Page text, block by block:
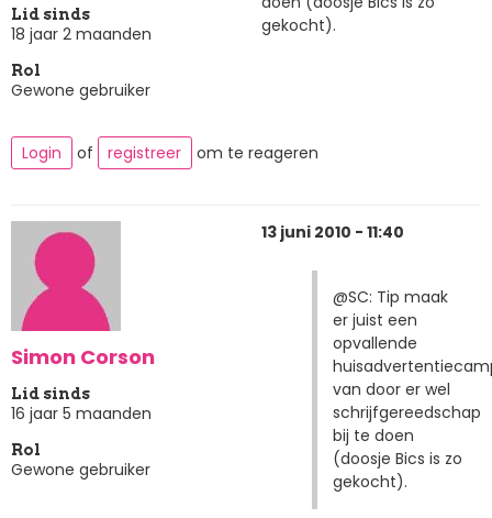
Lid sinds
18 jaar 2 maanden
Rol
Gewone gebruiker
gekocht).
Login of registreer om te reageren
Simon Corson
Lid sinds
16 jaar 5 maanden
Rol
Gewone gebruiker
13 juni 2010 - 11:40
@SC: Tip maak
er juist een
opvallende
van door er wel
schrijfgereedschap
bij te doen
(doosje Bics is zo
gekocht).